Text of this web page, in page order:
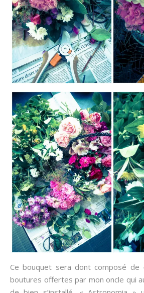
Ce bouquet sera dont composé de
boutures offertes par mon oncle qui